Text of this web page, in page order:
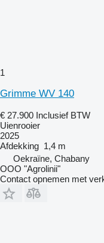
1
Grimme WV 140
€ 27.900 Inclusief BTW
Uienrooier
2025
Afdekking 1,4 m
Oekraïne, Chabany
OOO "Agrolinii"
Contact opnemen met